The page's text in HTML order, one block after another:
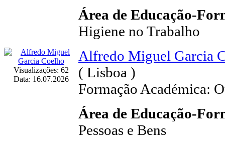
Área de Educação-
Higiene no Trabalho
Visualizações: 62
Data: 16.07.2026
Alfredo Miguel Garcia
( Lisboa )
Formação Académica:
Área de Educação-
Pessoas e Bens